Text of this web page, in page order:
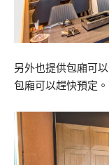
另外也提供包廂可
包廂可以趕快預定。